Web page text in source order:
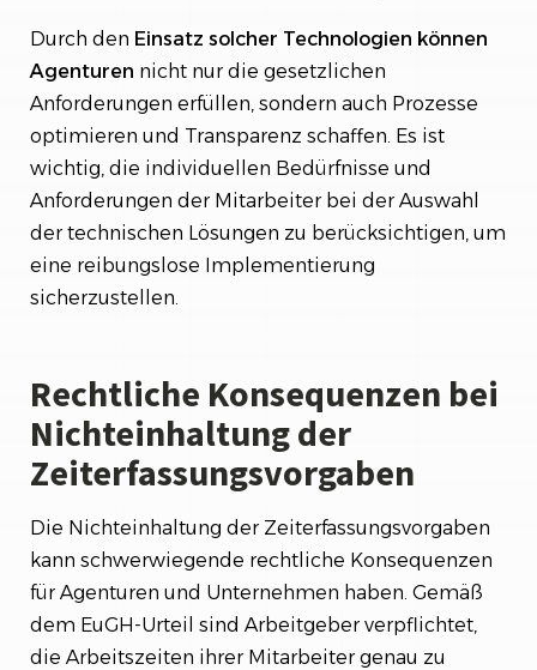
Durch den Einsatz solcher Technologien können
Agenturen nicht nur die gesetzlichen
Anforderungen erfüllen, sondern auch Prozesse
optimieren und Transparenz schaffen. Es ist
wichtig, die individuellen Bedürfnisse und
Anforderungen der Mitarbeiter bei der Auswahl
der technischen Lösungen zu berücksichtigen, um
eine reibungslose Implementierung
sicherzustellen.
Rechtliche Konsequenzen bei
Nichteinhaltung der
Zeiterfassungsvorgaben
Die Nichteinhaltung der Zeiterfassungsvorgaben
kann schwerwiegende rechtliche Konsequenzen
für Agenturen und Unternehmen haben. Gemäß
dem EuGH-Urteil sind Arbeitgeber verpflichtet,
die Arbeitszeiten ihrer Mitarbeiter genau zu